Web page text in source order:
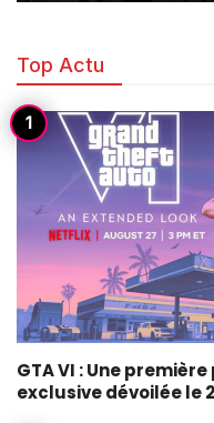
Top Actu
GTA VI : Une
exclusive dévoilée le